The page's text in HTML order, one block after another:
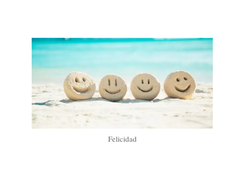
Felicidad